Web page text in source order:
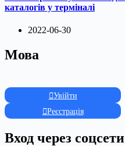
каталогів у терміналі
2022-06-30
Мова
Увійти
Реєстрація
Вход через соцсети